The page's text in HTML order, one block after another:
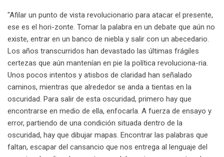
"Afilar un punto de vista revolucionario para atacar el presente,
ese es el hori-zonte. Tomar la palabra en un debate que aún no
existe, entrar en un banco de niebla y salir con un abecedario.
Los años transcurridos han devastado las últimas frágiles
certezas que aún mantenían en pie la política revoluciona-ria.
Unos pocos intentos y atisbos de claridad han señalado
caminos, mientras que alrededor se anda a tientas en la
oscuridad. Para salir de esta oscuridad, primero hay que
encontrarse en medio de ella, enfocarla. A fuerza de ensayo y
error, partiendo de una condición situada dentro de la
oscuridad, hay que dibujar mapas. Encontrar las palabras que
faltan, escapar del cansancio que nos entrega al lenguaje del